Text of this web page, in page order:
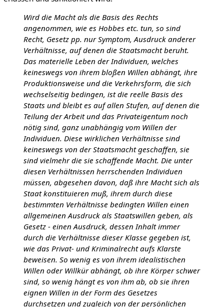
Wird die Macht als die Basis des Rechts
angenommen, wie es Hobbes etc. tun, so sind
Recht, Gesetz pp. nur Symptom, Ausdruck anderer
Verhältnisse, auf denen die Staatsmacht beruht.
Das materielle Leben der Individuen, welches
keineswegs von ihrem bloßen Willen abhängt, ihre
Produktionsweise und die Verkehrsform, die sich
wechselseitig bedingen, ist die reelle Basis des
Staats und bleibt es auf allen Stufen, auf denen die
Teilung der Arbeit und das Privateigentum noch
nötig sind, ganz unabhängig vom Willen der
Individuen. Diese wirklichen Verhältnisse sind
keineswegs von der Staatsmacht geschaffen, sie
sind vielmehr die sie schaffende Macht. Die unter
diesen Verhältnissen herrschenden Individuen
müssen, abgesehen davon, daß ihre Macht sich als
Staat konstituieren muß, ihrem durch diese
bestimmten Verhältnisse bedingten Willen einen
allgemeinen Ausdruck als Staatswillen geben, als
Gesetz - einen Ausdruck, dessen Inhalt immer
durch die Verhältnisse dieser Klasse gegeben ist,
wie das Privat- und Kriminalrecht aufs Klarste
beweisen. So wenig es von ihrem idealistischen
Willen oder Willkür abhängt, ob ihre Körper schwer
sind, so wenig hängt es von ihm ab, ob sie ihren
eignen Willen in der Form des Gesetzes
durchsetzen und zugleich von der persönlichen